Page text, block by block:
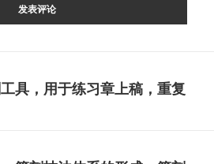
具，用于练习章上稿，重复